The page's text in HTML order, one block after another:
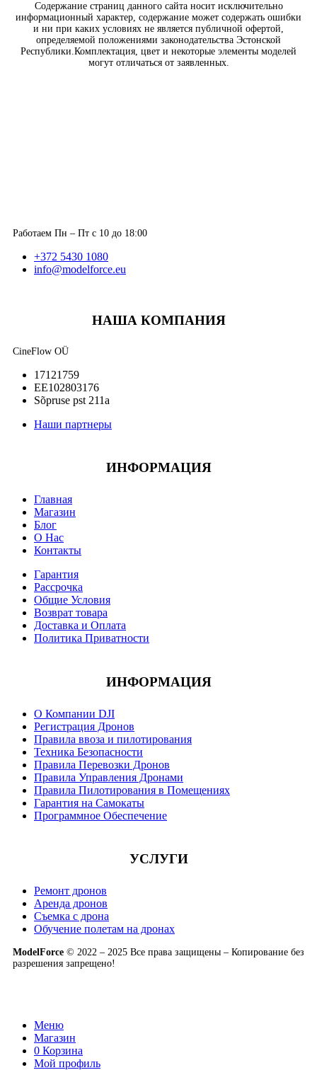
Содержание страниц данного сайта носит исключительно
информационный характер, содержание может содержать ошибки
и ни при каких условиях не является публичной офертой,
определяемой положениями законодательства Эстонской
Республики.Комплектация, цвет и некоторые элементы моделей
могут отличаться от заявленных.
Работаем Пн – Пт с 10 до 18:00
+372 5430 1080
info@modelforce.eu
НАША КОМПАНИЯ
CineFlow OÜ
17121759
EE102803176
Sõpruse pst 211a
Наши партнеры
ИНФОРМАЦИЯ
Главная
Магазин
Блог
О Нас
Контакты
Гарантия
Рассрочка
Общие Условия
Возврат товара
Доставка и Оплата
Политика Приватности
ИНФОРМАЦИЯ
О Компании DJI
Регистрация Дронов
Правила ввоза и пилотирования
Техника Безопасности
Правила Перевозки Дронов
Правила Управления Дронами
Правила Пилотирования в Помещениях
Гарантия на Самокаты
Программное Обеспечение
УСЛУГИ
Ремонт дронов
Аренда дронов
Съемка с дрона
Обучение полетам на дронах
ModelForce © 2022 – 2025 Все права защищены – Копирование без
разрешения запрещено!
Меню
Магазин
0 Корзина
Мой профиль